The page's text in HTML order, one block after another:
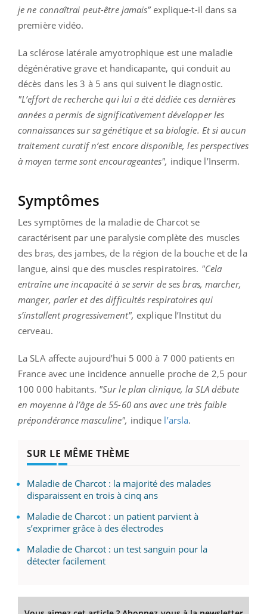
je ne connaîtrai peut-être jamais”explique-t-il dans sa
première vidéo.
La sclérose latérale amyotrophique est une maladie
dégénérative grave et handicapante, qui conduit au
décès dans les 3 à 5 ans qui suivent le diagnostic.
"L’effort de recherche qui lui a été dédiée ces dernières
années a permis de significativement développer les
connaissances sur sa génétique et sa biologie. Et si aucun
traitement curatif n’est encore disponible, les perspectives
à moyen terme sont encourageantes", indique l’Inserm.
Symptômes
Les symptômes de la maladie de Charcot se
caractérisent par une paralysie complète des muscles
des bras, des jambes, de la région de la bouche et de la
langue, ainsi que des muscles respiratoires. "Cela
entraîne une incapacité à se servir de ses bras, marcher,
manger, parler et des difficultés respiratoires qui
s’installent progressivement", explique l’Institut du
cerveau.
La SLA affecte aujourd’hui 5 000 à 7 000 patients en
France avec une incidence annuelle proche de 2,5 pour
100 000 habitants. "Sur le plan clinique, la SLA débute
en moyenne à l’âge de 55-60 ans avec une très faible
prépondérance masculine", indique l’arsla.
SUR LE MÊME THÈME
Maladie de Charcot : la majorité des malades
disparaissent en trois à cinq ans
Maladie de Charcot : un patient parvient à
s’exprimer grâce à des électrodes
Maladie de Charcot : un test sanguin pour la
détecter facilement